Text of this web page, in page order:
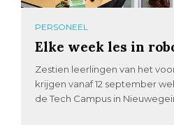
PERSONEEL
Elke week les in
Zestien leerlingen van het
krijgen vanaf 12 september
de Tech Campus in